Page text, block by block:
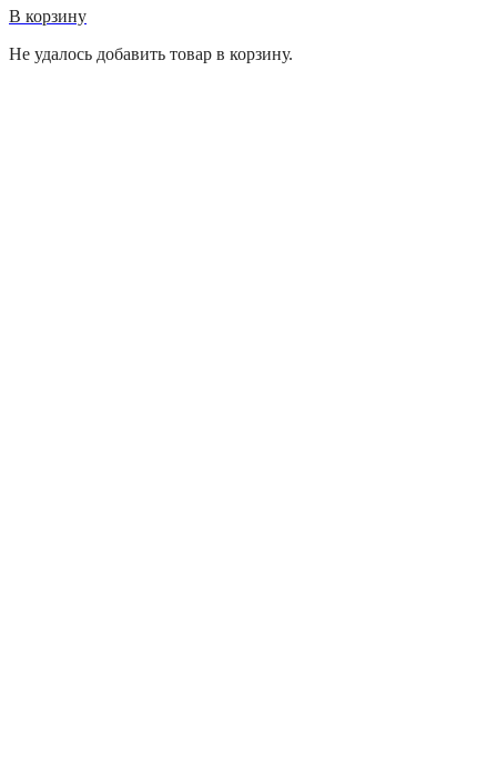
В корзину
Не удалось добавить товар в корзину.